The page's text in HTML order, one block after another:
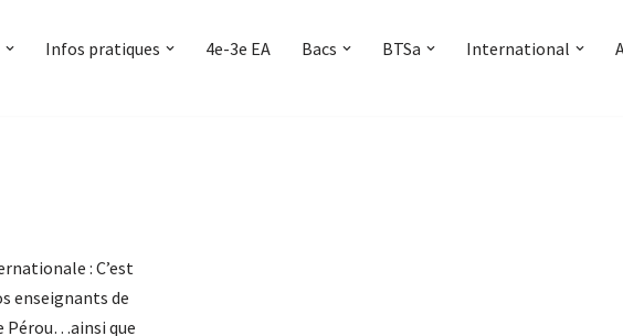
Infos pratiques 4e-3e EA Bacs BTSa International
: C’est
enseignants de
Pérou…ainsi que